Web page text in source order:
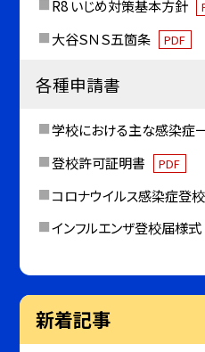
R8 いじめ対策基本方針
大谷ＳＮＳ五箇条
PDF
各種申請書
学校における主な感染症
登校許可証明書 PDF
コロナウイルス感染症登
インフルエンザ登校届様式
新着記事